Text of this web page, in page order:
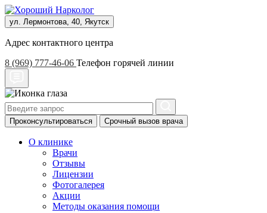
ул. Лермонтова, 40, Якутск
Адрес контактного центра
8 (969) 777-46-06 Телефон горячей линии
Проконсультироваться Срочный вызов врача
О клинике
Врачи
Отзывы
Лицензии
Фотогалерея
Акции
Методы оказания помощи